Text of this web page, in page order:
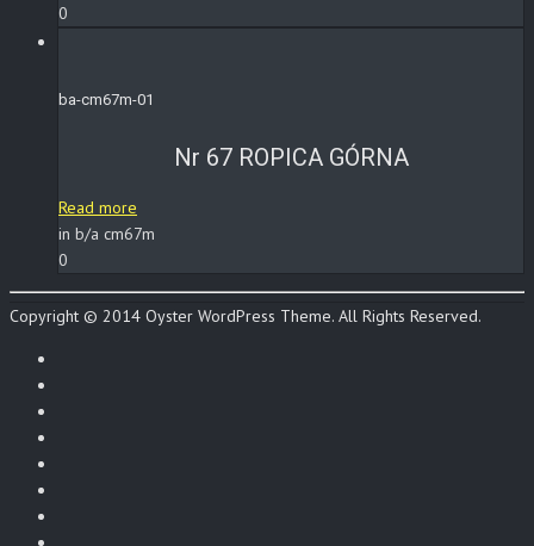
0
ba-cm67m-01
Nr 67 ROPICA GÓRNA
Read more
in b/a cm67m
0
Copyright © 2014 Oyster WordPress Theme. All Rights Reserved.